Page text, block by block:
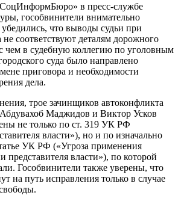
в пресс-службе
гособвинители внимательно
что выводы судьи при
соответствуют деталям дорожного
чем в судебную коллегию по уголовным
суда было направлено
приговора и необходимости
дела.
трое зачинщиков автоконфликта
Маджидов и Виктор Усков
не только по ст. 319 УК РФ
власти»), но и по изначально
УК РФ («Угроза применения
представителя власти»), по которой
Гособвинители также уверены, что
на путь исправления только в случае